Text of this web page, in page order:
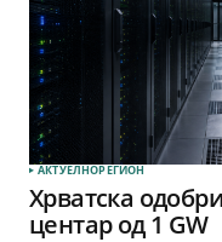
АКТУЕЛНОРЕГИОН
Хрватска
центар од 1 GW